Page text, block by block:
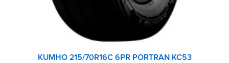
KUMHO 215/70R16C 6PR PORTRAN KC53